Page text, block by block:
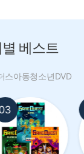
베스트
스아동청소년DVD
04